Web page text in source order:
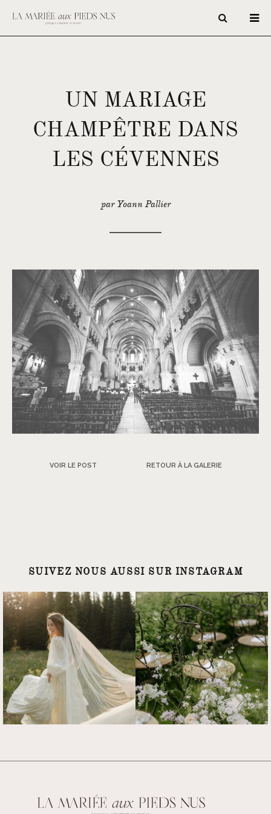
UN MARIAGE
CHAMPÊTRE DANS
LES CÉVENNES
par Yoann Pallier
VOIR LE POST RETOUR À LA GALERIE
SUIVEZ NOUS AUSSI SUR INSTAGRAM